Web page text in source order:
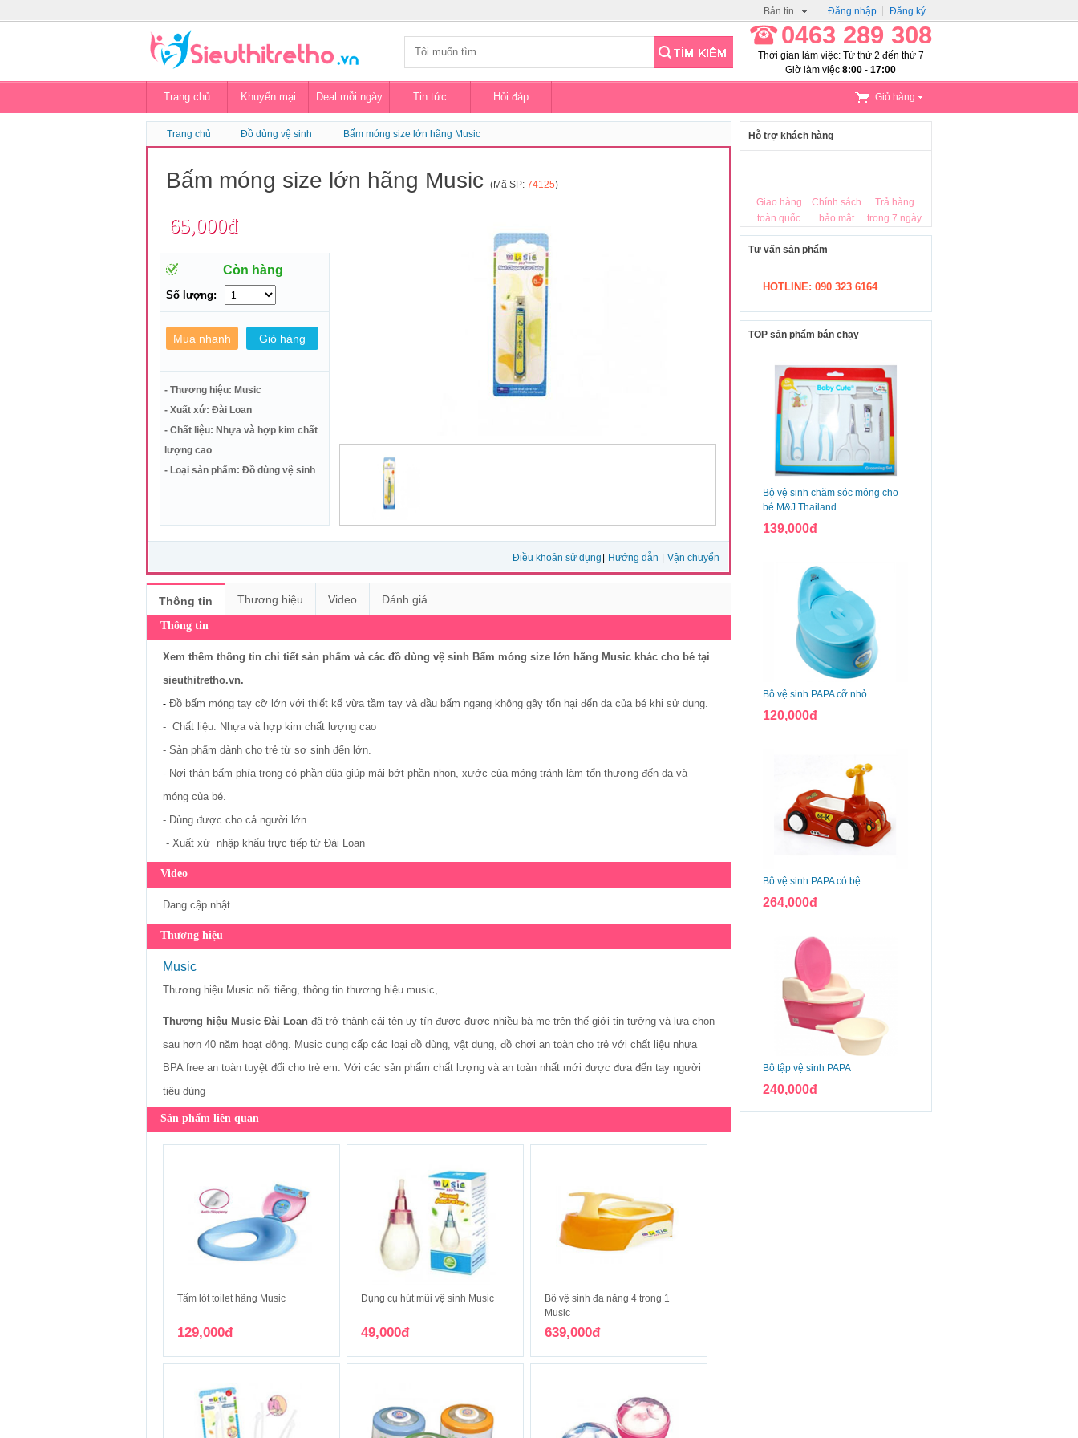
Đăng nhập Đăng ký
Bản tin
0463 289 308
Thời gian làm việc: Từ thứ 2 đến thứ 7
Giờ làm việc 8:00 - 17:00
Trang chủ Khuyến mại Deal mỗi ngày Tin tức Hỏi đáp Giỏ hàng
Trang chủ Đồ dùng vệ sinh Bấm móng size lớn hãng Music
Bấm móng size lớn hãng Music (Mã SP: 74125)
65,000đ
Còn hàng
Số lượng:
- Thương hiệu: Music
- Xuất xứ: Đài Loan
- Chất liệu: Nhựa và hợp kim chất
lượng cao
- Loại sản phẩm: Đồ dùng vệ sinh
Điều khoản sử dụng Hướng dẫn Vận chuyển
Thông tin Thương hiệu Video Đánh giá
Thông tin
Xem thêm thông tin chi tiết sản phẩm và các đồ dùng vệ sinh Bấm móng size lớn hãng Music khác cho bé tại
sieuthitretho.vn.
- Đồ bấm móng tay cỡ lớn với thiết kế vừa tầm tay và đầu bấm ngang không gây tổn hại đến da của bé khi sử dụng.
- Chất liệu: Nhựa và hợp kim chất lượng cao
- Sản phẩm dành cho trẻ từ sơ sinh đến lớn.
- Nơi thân bấm phía trong có phần dũa giúp mải bớt phần nhọn, xước của móng tránh làm tổn thương đến da và
móng của bé.
- Dùng được cho cả người lớn.
- Xuất xứ nhập khẩu trực tiếp từ Đài Loan
Video
Đang cập nhật
Thương hiệu
Music
Thương hiệu Music nổi tiếng, thông tin thương hiệu music,
Thương hiệu Music Đài Loan đã trở thành cái tên uy tín được được nhiều bà mẹ trên thế giới tin tưởng và lựa chọn
sau hơn 40 năm hoạt động. Music cung cấp các loại đồ dùng, vật dụng, đồ chơi an toàn cho trẻ với chất liệu nhựa
BPA free an toàn tuyệt đối cho trẻ em. Với các sản phẩm chất lượng và an toàn nhất mới được đưa đến tay người
tiêu dùng
Sản phẩm liên quan
Tấm lót toilet hãng Music
129,000đ
Dụng cụ hút mũi vệ sinh Music
49,000đ
Bô vệ sinh đa năng 4 trong 1
Music
639,000đ
Hỗ trợ khách hàng
Giao hàng
toàn quốc
Chính sách
bảo mật
Trả hàng
trong 7 ngày
Tư vấn sản phẩm
HOTLINE: 090 323 6164
TOP sản phẩm bán chạy
Bộ vệ sinh chăm sóc móng cho
bé M&J Thailand
139,000đ
Bô vệ sinh PAPA cỡ nhỏ
120,000đ
Bô vệ sinh PAPA có bệ
264,000đ
Bô tập vệ sinh PAPA
240,000đ